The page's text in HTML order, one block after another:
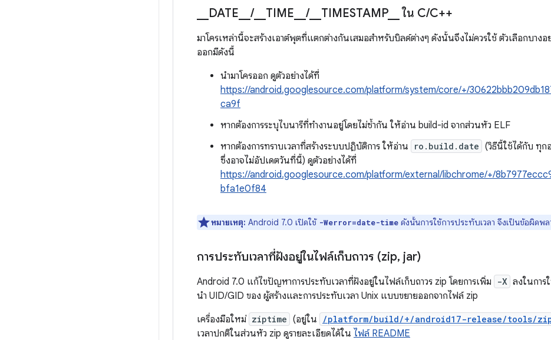
DATE /_ TIME /_ TIMESTAMP_ ใน C/C++
มาโครเหล่านี้จะสร้างเอาต์พุตที่แตกต่างกันเสมอสำหรับบิลด์ต่างๆ ดังนั้นจึงไม่ควรใช้ ตัวเลือกบางอ
ออกมีดังนี้
นำมาโครออก ดูตัวอย่างได้ที่
https://android.googlesource.com/platform/system/core/+/
ca9f
หากต้องการระบุไบนารีที่ทำงานอยู่โดยไม่ซ้ำกัน ให้อ่าน build-id จากส่วนหัว ELF
หากต้องการทราบเวลาที่สร้างระบบปฏิบัติการ ให้อ่าน
ro.build.date (วิธีนี้ใช้ได้กับ ทุก
ซึ่งอาจไม่อัปเดตวันที่นี้) ดูตัวอย่างได้ที่
https://android.googlesource.com/platform/external/libchrome/+/
bfa1e0f84
หมายเหตุ: Android 7.0 เปิดใช้ -Werror=date-time ดังนั้นการใช้การประทับเวลา จึงเป็นข้อผิดพ
การประทับเวลาที่ฝังอยู่ในไฟล์เก็บถาวร (zip, jar)
Android 7.0 แก้ไขปัญหาการประทับเวลาที่ฝังอยู่ในไฟล์เก็บถาวร zip โดยการเพิ่ม -X ลงในการ
นำ UID/GID ของ ผู้สร้างและการประทับเวลา Unix แบบขยายออกจากไฟล์ zip
เครื่องมือใหม่ ziptime (อยู่ใน /platform/build/+/android17-release/tools/
เวลาปกติในส่วนหัว zip ดูรายละเอียดได้ใน ไฟล์ README